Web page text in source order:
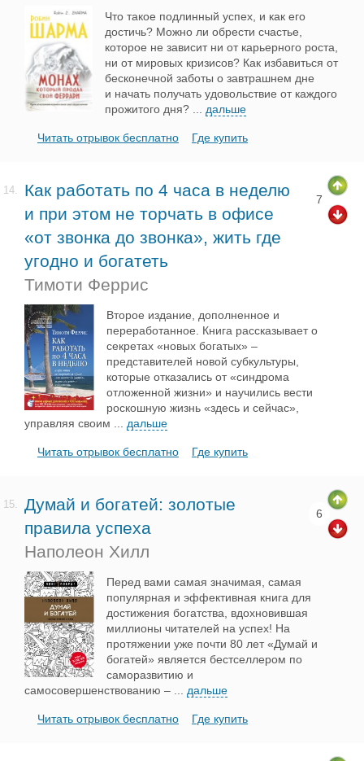
Что такое подлинный успех, и как его
достичь? Можно ли обрести счастье,
которое не зависит ни от карьерного роста,
ни от мировых кризисов? Как избавиться от
бесконечной заботы о завтрашнем дне
и начать получать удовольствие от каждого
прожитого дня?
дальше
Читать отрывок бесплатно Где купить
14.
Как работать по 4 часа в неделю
и при этом не торчать в офисе
«от звонка до звонка», жить где
угодно и богатеть
Тимоти Феррис
7
Второе издание, дополненное и
переработанное. Книга рассказывает о
секретах «новых богатых» –
представителей новой субкультуры,
которые отказались от «синдрома
отложенной жизни» и научились вести
роскошную жизнь «здесь и сейчас»,
управляя своим
дальше
Читать отрывок бесплатно Где купить
15.
Думай и богатей: золотые
правила успеха
Наполеон Хилл
6
Перед вами самая значимая, самая
популярная и эффективная книга для
достижения богатства, вдохновившая
миллионы читателей на успех! На
протяжении уже почти 80 лет «Думай и
богатей» является бестселлером по
саморазвитию и
самосовершенствованию –
дальше
Читать отрывок бесплатно Где купить